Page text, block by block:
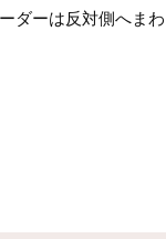
ーは反対側へ